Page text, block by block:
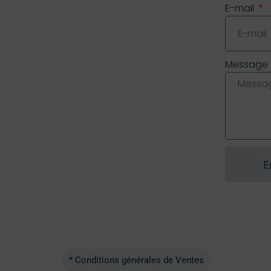
E-mail
Message
* Conditions générales de Ventes